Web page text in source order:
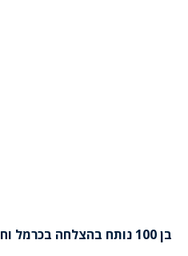
בן 100 נותח בהצלחה בכרמל וחגג יום הולדת